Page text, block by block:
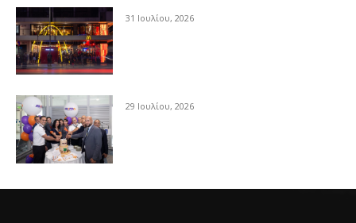
31 Ιουλίου, 2026
29 Ιουλίου, 2026